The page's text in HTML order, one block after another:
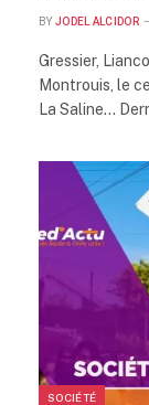
BY JODEL ALCIDOR
Gressier,
Montrouis, le
La Saline…
SOCIÉTÉ